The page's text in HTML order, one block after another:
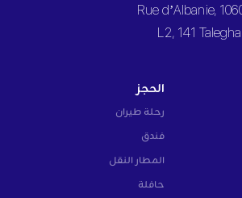
الحجز
رحلة طيران
فندق
المطار النقل
حافلة